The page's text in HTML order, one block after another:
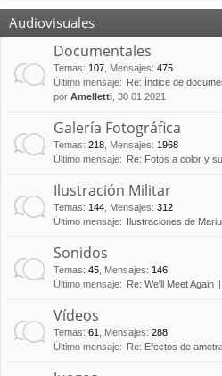
Audiovisuales
Documentales
Temas: 107 Mensajes: 475
Último mensaje:
Re: Índice de
por Amelletti , 30 01 2021
Galería Fotográfica
Temas: 218 Mensajes: 1968
Último mensaje:
Re: Fotos a color y
Ilustración Militar
Temas: 144 Mensajes: 312
Último mensaje:
Ilustraciones de
Sonidos
Temas: 45 Mensajes: 146
Último mensaje:
Re: We'll Meet Again
Vídeos
Temas: 61 Mensajes: 288
Último mensaje:
Re: Efectos de